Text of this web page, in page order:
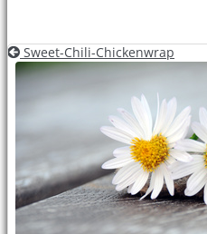
Sweet-Chili-Chickenwrap